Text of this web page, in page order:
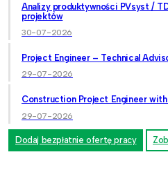
Analizy produktywności PVsyst /
projektów
30-07-2026
Project Engineer – Technical
29-07-2026
Construction Project Engineer
29-07-2026
Dodaj bezpłatnie ofertę pracy